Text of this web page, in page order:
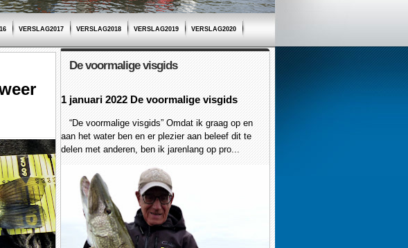
VERSLAG2017 VERSLAG2018 VERSLAG2019 VERSLAG2020
De voormalige visgids
1 januari 2022 De voormalige visgids
“De voormalige visgids” Omdat ik graag op en
aan het water ben en er plezier aan beleef dit te
delen met anderen, ben ik jarenlang op pro...